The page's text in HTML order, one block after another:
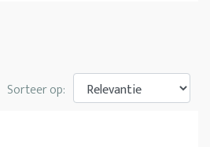
Sorteer op: